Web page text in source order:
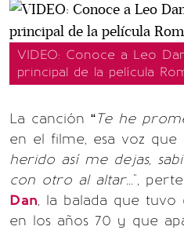
VIDEO: Conoce a Leo
principal de la película
La canción “Te he
en el filme, esa voz que
herido así me dejas,
con otro al altar...",
Dan, la balada que
en los años 70 y que